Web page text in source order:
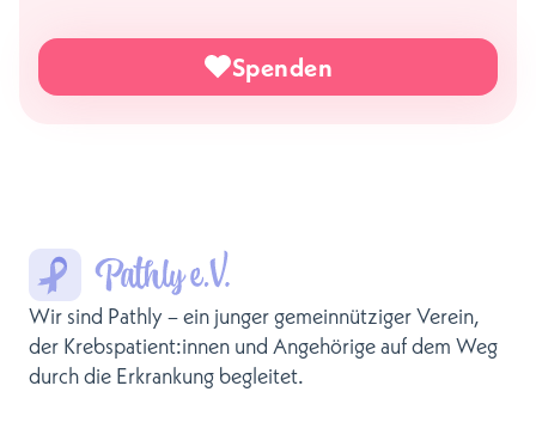
Spenden
Wir sind Pathly – ein junger gemeinnütziger Verein,
der Krebspatient:innen und Angehörige auf dem Weg
durch die Erkrankung begleitet.